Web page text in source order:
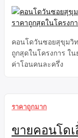
คอนโดวันซอยสุขุมวิ
ถูกสุดในโครงการ ใน
ค่าโอนคนละครึ่ง
ราคาถูกมาก
ขายคอนโด